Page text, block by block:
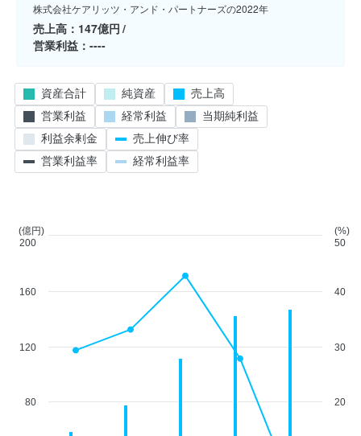
株式会社ケアリッツ・アンド・パートナーズの2022年
売上高
147億円
営業利益
----
80
120
160
(億円)
200
20
30
40
(%)
50
資産合計 純資産
売上高
営業利益
経常利益
当期純利益
利益余剰金
売上伸び率
営業利益率
経常利益率